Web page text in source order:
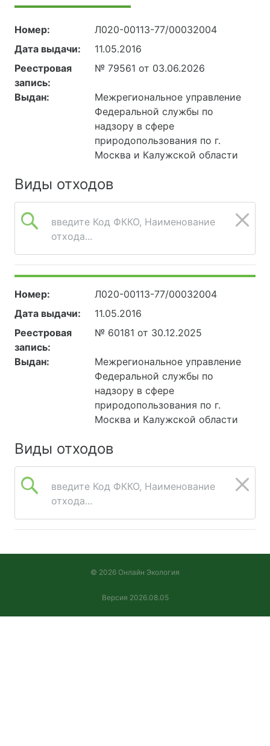
Номер:
Л020-00113-77/00032004
Дата выдачи:
11.05.2016
Реестровая
запись:
№ 79561 от 03.06.2026
Выдан:
Межрегиональное управление
Федеральной службы по
надзору в сфере
природопользования по г.
Москва и Калужской области
Виды отходов
введите Код ФККО, Наименование
отхода...
Номер:
Л020-00113-77/00032004
Дата выдачи:
11.05.2016
Реестровая
запись:
№ 60181 от 30.12.2025
Выдан:
Межрегиональное управление
Федеральной службы по
надзору в сфере
природопользования по г.
Москва и Калужской области
Виды отходов
введите Код ФККО, Наименование
отхода...
© 2026 Онлайн Экология
Версия 2026.08.05